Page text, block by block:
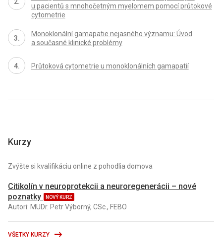
u pacientů s mnohočetným myelomem pomocí průtokové
cytometrie
Monoklonální gamapatie nejasného významu: Úvod
a současné klinické problémy
Průtoková cytometrie u monoklonálních gamapatií
Kurzy
Zvýšte si kvalifikáciu online z pohodlia domova
Citikolín v neuroprotekcii a neuroregenerácii – nové
poznatky
NOVÝ KURZ
Autori: MUDr. Petr Výborný, CSc., FEBO
VŠETKY KURZY